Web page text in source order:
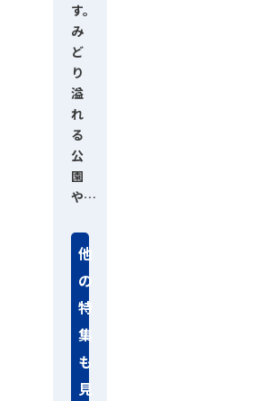
す。
み
ど
り
溢
れ
る
公
園
や…
他
の
特
集
も
見